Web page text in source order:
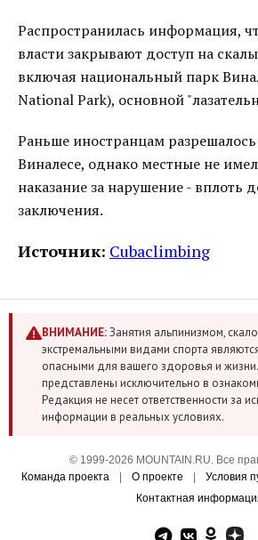
Распространилась информация,
власти закрывают доступ на
включая национальный парк
National Park), основной
Раньше иностранцам разрешалось
Виналесе, однако местные не
наказание за нарушение - вплоть
заключения.
Источник: Сubaclimbing
ВНИМАНИЕ:Занятия альпинизмом,
экстремальными видами спорта
опасными для вашего здоровья и
представлены исключительно в
Редакция не несет ответственности за
информации в реальных условиях.
© 1999-2026 MOUNTAIN.RU. Все
Команда проекта
О проекте Условия
Контактная